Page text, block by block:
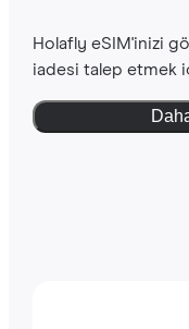
Holafly eSIM'inizi
iadesi talep etmek